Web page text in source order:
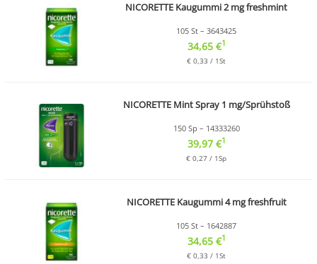
NICORETTE Kaugummi 2 mg freshmint
105 St – 3643425
34,65 €1
€ 0,33 / 1St
NICORETTE Mint Spray 1 mg/Sprühstoß
150 Sp – 14333260
39,97 €1
€ 0,27 / 1Sp
NICORETTE Kaugummi 4 mg freshfruit
105 St – 1642887
34,65 €1
€ 0,33 / 1St